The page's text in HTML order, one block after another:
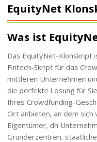
EquityNet
Was ist
Das EquityNet-Klonskript
Fintech-Skript für das
mittleren Unternehmen
die perfekte Lösung für
Ihres Crowdfunding-
Ort anbieten, an dem
Eigentümer, dh
Gründerzentren,